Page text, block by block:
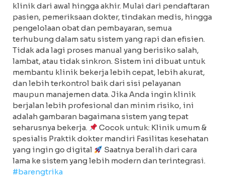
klinik dari awal hingga akhir. Mulai dari pendaftaran
pasien, pemeriksaan dokter, tindakan medis, hingga
pengelolaan obat dan pembayaran, semua
terhubung dalam satu sistem yang rapi dan efisien.
Tidak ada lagi proses manual yang berisiko salah,
lambat, atau tidak sinkron. Sistem ini dibuat untuk
membantu klinik bekerja lebih cepat, lebih akurat,
dan lebih terkontrol baik dari sisi pelayanan
maupun manajemen data. Jika Anda ingin klinik
berjalan lebih profesional dan minim risiko, ini
adalah gambaran bagaimana sistem yang tepat
seharusnya bekerja.
Cocok untuk: Klinik umum &
spesialis Praktik dokter mandiri Fasilitas kesehatan
yang ingin go digital
Saatnya beralih dari cara
lama ke sistem yang lebih modern dan terintegrasi.
#barengtrika